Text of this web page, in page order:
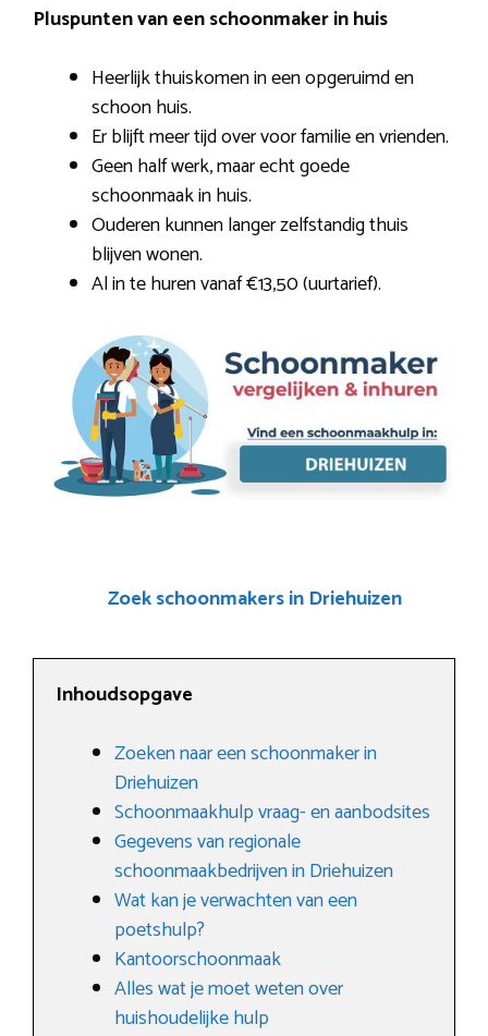
Pluspunten van een schoonmaker in huis
Heerlijk thuiskomen in een opgeruimd en
schoon huis.
Er blijft meer tijd over voor familie en vrienden.
Geen half werk, maar echt goede
schoonmaak in huis.
Ouderen kunnen langer zelfstandig thuis
blijven wonen.
Al in te huren vanaf €13,50 (uurtarief).
Zoek schoonmakers in Driehuizen
Inhoudsopgave
Zoeken naar een schoonmaker in
Driehuizen
Schoonmaakhulp vraag- en aanbodsites
Gegevens van regionale
schoonmaakbedrijven in Driehuizen
Wat kan je verwachten van een
poetshulp?
Kantoorschoonmaak
Alles wat je moet weten over
huishoudelijke hulp